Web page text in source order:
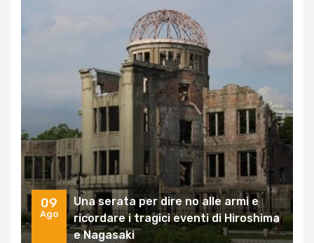
09
Ago
Una serata per dire no alle armi e
ricordare i tragici eventi di Hiroshima
e Nagasaki